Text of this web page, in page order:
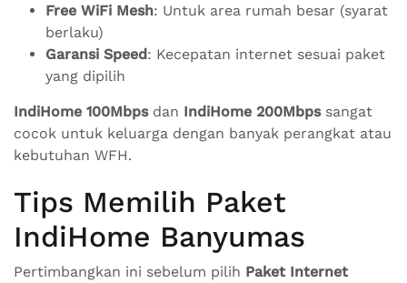
Free WiFi Mesh: Untuk area rumah besar (syarat
berlaku)
Garansi Speed: Kecepatan internet sesuai paket
yang dipilih
IndiHome 100Mbpsdan IndiHome 200Mbpssangat
cocok untuk keluarga dengan banyak perangkat atau
kebutuhan WFH.
Tips Memilih Paket
IndiHome Banyumas
Pertimbangkan ini sebelum pilih Paket Internet